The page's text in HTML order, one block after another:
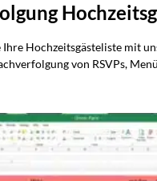
Ihre Hochzeitsgästeliste mit
von RSVPs,